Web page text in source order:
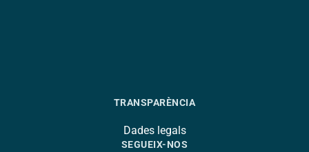
TRANSPARÈNCIA
Dades legals
SEGUEIX-NOS